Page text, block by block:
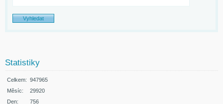
Statistiky
Celkem: 947965
Měsíc:
29920
Den:
756